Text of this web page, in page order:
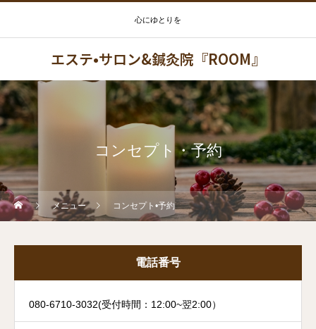
心にゆとりを
エステ•サロン&鍼灸院『ROOM』
コンセプト・予約
メニュー コンセプト•予約
電話番号
080-6710-3032(受付時間：12:00~翌2:00）